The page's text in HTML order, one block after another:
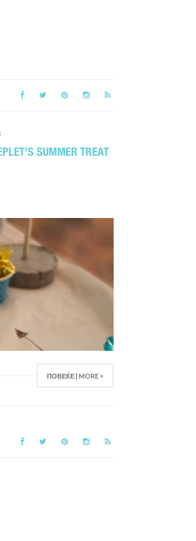
SUMMER TREAT
ПОВЕЌЕ | MORE >